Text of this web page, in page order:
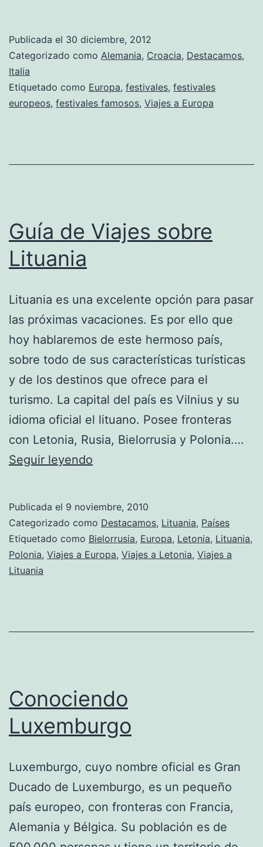
Publicada el 30 diciembre, 2012
Categorizado como Alemania, Croacia, Destacamos,
Italia
Etiquetado como Europa, festivales, festivales
europeos, festivales famosos, Viajes a Europa
Guía de Viajes sobre
Lituania
Lituania es una excelente opción para pasar
las próximas vacaciones. Es por ello que
hoy hablaremos de este hermoso país,
sobre todo de sus características turísticas
y de los destinos que ofrece para el
turismo. La capital del país es Vilnius y su
idioma oficial el lituano. Posee fronteras
con Letonia, Rusia, Bielorrusia y Polonia.…
Seguir leyendo
sobre
Lituania
Publicada el 9 noviembre, 2010
Categorizado como Destacamos, Lituania, Países
Etiquetado como Bielorrusia, Europa, Letonia, Lituania,
Polonia, Viajes a Europa, Viajes a Letonia, Viajes a
Lituania
Conociendo
Luxemburgo
Luxemburgo, cuyo nombre oficial es Gran
Ducado de Luxemburgo, es un pequeño
país europeo, con fronteras con Francia,
Alemania y Bélgica. Su población es de